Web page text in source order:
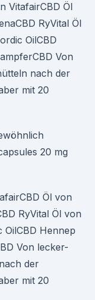
VitafairCBD Öl
RyVital Öl
OilCBD
Von
nach der
mit 20
20 mg
Öl von
RyVital Öl von
Hennep
Von lecker-
der
mit 20